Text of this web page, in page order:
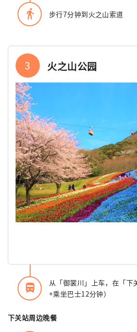
directions_walk 步行7分钟到火之山索道
3 火之山公园
directions_bus_filled
从「御裳川」上车，在「下
+乘坐巴士12分钟）
下关站周边晚餐